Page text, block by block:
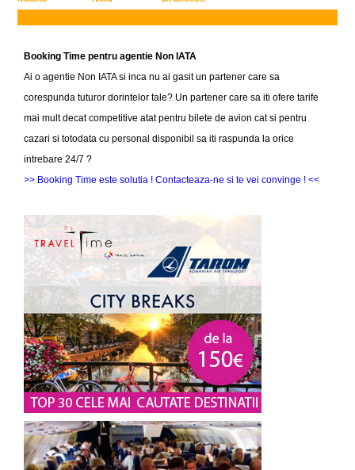
Booking Time pentru agentie Non IATA
Ai o agentie Non IATA si inca nu ai gasit un partener care sa
corespunda tuturor dorintelor tale? Un partener care sa iti ofere tarife
mai mult decat competitive atat pentru bilete de avion cat si pentru
cazari si totodata cu personal disponibil sa iti raspunda la orice
intrebare 24/7 ?
>> Booking Time este solutia ! Contacteaza-ne si te vei convinge ! <<